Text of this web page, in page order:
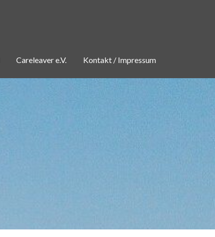
Careleaver e.V. Kontakt / Impressum